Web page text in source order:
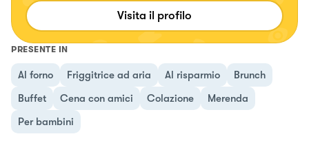
potete trovarne una vasta scelta🤗
Visita il profilo
PRESENTE IN
Al forno Friggitrice ad aria Al risparmio
Brunch
Buffet
Cena con amici Colazione
Merenda
Per bambini